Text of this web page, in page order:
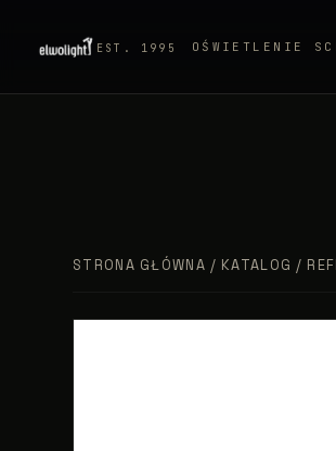
EST. 1995 OŚWIETLENIE
STRONA GŁÓWNA / KATALOG /